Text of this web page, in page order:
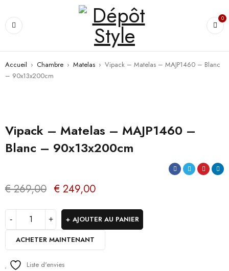
0
Accueil › Chambre › Matelas › Vipack – Matelas – MAJP1460 – Blanc
– 90x13x200cm
Vipack – Matelas – MAJP1460 –
Blanc – 90x13x200cm
€269,00 € 249,00
AJOUTER AU PANIER
ACHETER MAINTENANT
Liste d'envies